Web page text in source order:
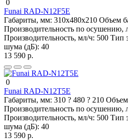
0
Funai RAD-N12F5E
Габариты, мм: 310х480х210 Объем
Производительность по осушению,
Производительность, мл/ч: 500 Тип
шума (дБ): 40
13 590 р.
0
Funai RAD-N12T5E
Габариты, мм: 310 ? 480 ? 210 Объем
Производительность по осушению,
Производительность, мл/ч: 500 Тип
шума (дБ): 40
13 590 р.